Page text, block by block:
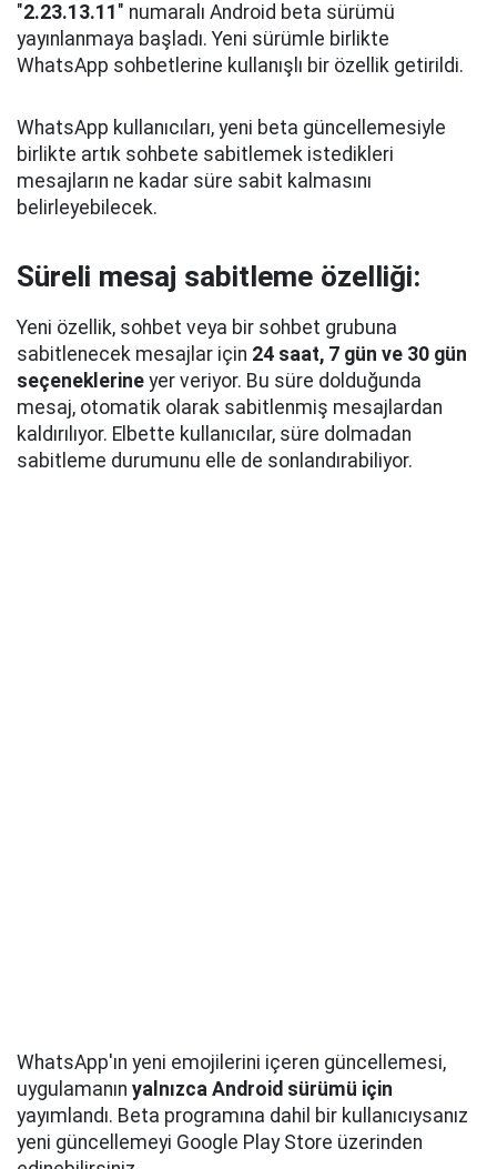
"2.23.13.11 " numaralı Android beta sürümü
yayınlanmaya başladı. Yeni sürümle birlikte
WhatsApp sohbetlerine kullanışlı bir özellik getirildi.
WhatsApp kullanıcıları, yeni beta güncellemesiyle
birlikte artık sohbete sabitlemek istedikleri
mesajların ne kadar süre sabit kalmasını
belirleyebilecek.
Süreli mesaj sabitleme özelliği:
Yeni özellik, sohbet veya bir sohbet grubuna
sabitlenecek mesajlar için 24 saat, 7 gün ve 30 gün
seçeneklerine yer veriyor. Bu süre dolduğunda
mesaj, otomatik olarak sabitlenmiş mesajlardan
kaldırılıyor. Elbette kullanıcılar, süre dolmadan
sabitleme durumunu elle de sonlandırabiliyor.
WhatsApp'ın yeni emojilerini içeren güncellemesi,
uygulamanın yalnızca Android sürümü için
yayımlandı. Beta programına dahil bir kullanıcıysanız
yeni güncellemeyi Google Play Store üzerinden